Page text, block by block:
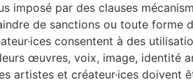
imposé par des clauses
de sanctions ou toute forme
consentent à des
œuvres, voix, image, identité
artistes et créateur·ices doivent